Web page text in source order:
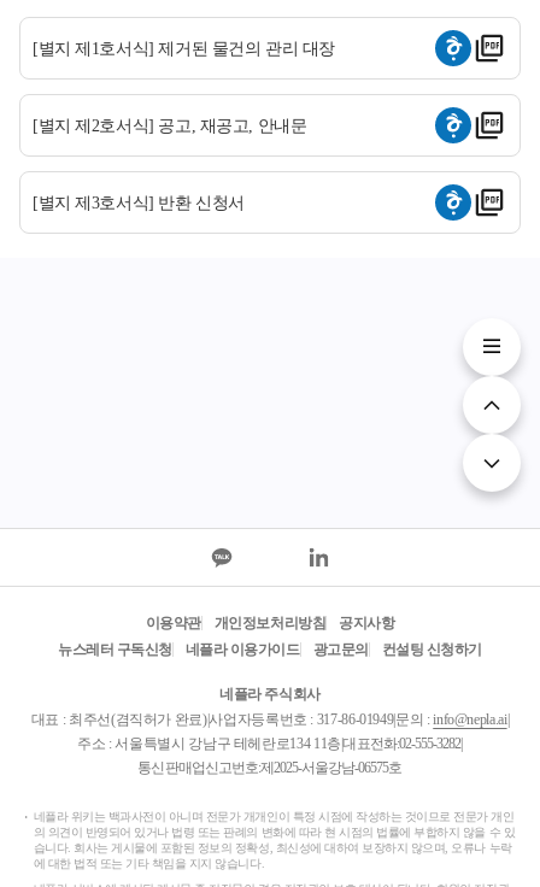
[별지 제1호서식] 제거된 물건의 관리 대장
[별지 제2호서식] 공고, 재공고, 안내문
[별지 제3호서식] 반환 신청서
이용약관 개인정보처리방침
공지사항
뉴스레터 구독신청
네플라 이용가이드 광고문의 컨설팅 신청하기
네플라 주식회사
대표 : 최주선(겸직허가 완료)|사업자등록번호 : 317-86-01949|문의 :info@nepla.ai|
주소 : 서울특별시 강남구 테헤란로134 11층|대표전화:02-555-3282|
통신판매업신고번호:제2025-서울강남-06575호
네플라 위키는 백과사전이 아니며 전문가 개개인이 특정 시점에 작성하는 것이므로 전문가 개인
의 의견이 반영되어 있거나 법령 또는 판례의 변화에 따라 현 시점의 법률에 부합하지 않을 수 있
습니다. 회사는 게시물에 포함된 정보의 정확성, 최신성에 대하여 보장하지 않으며, 오류나 누락
에 대한 법적 또는 기타 책임을 지지 않습니다.